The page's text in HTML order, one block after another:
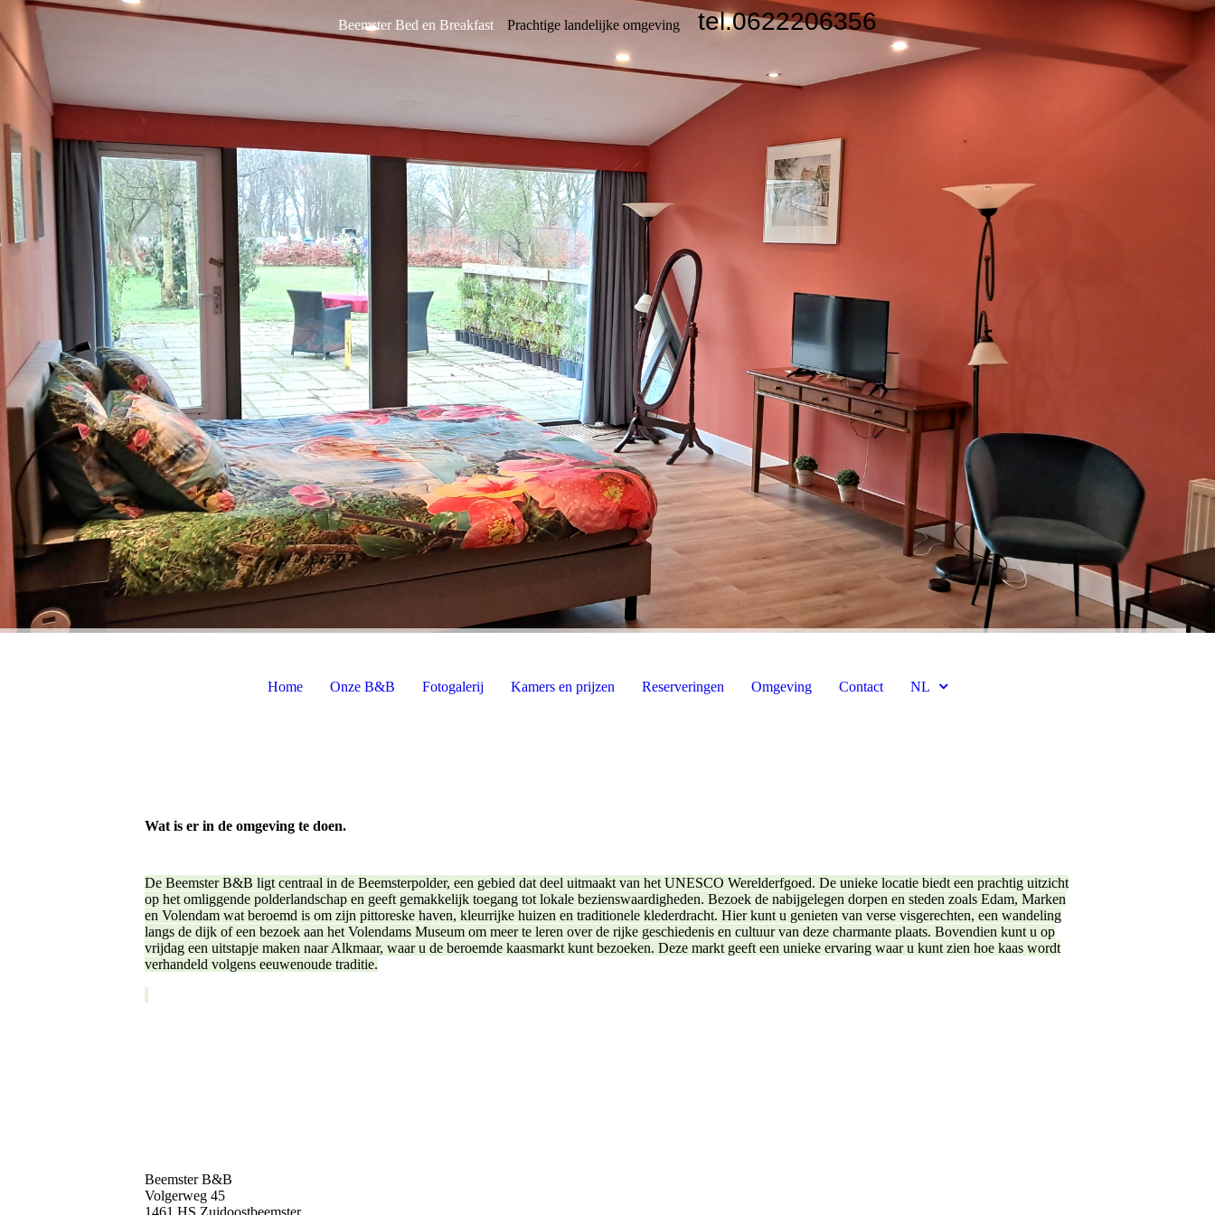
Beemster Bed en Breakfast Prachtige landelijke omgeving tel.0622206356
Home Onze B&B Fotogalerij Kamers en prijzen Reserveringen Omgeving Contact NL
Wat is er in de omgeving te doen.
De Beemster B&B ligt centraal in de Beemsterpolder, een gebied dat deel uitmaakt van het UNESCO Werelderfgoed. De unieke locatie biedt een prachtig uitzicht
op het omliggende polderlandschap en geeft gemakkelijk toegang tot lokale bezienswaardigheden. Bezoek de nabijgelegen dorpen en steden zoals Edam, Marken
en Volendam wat beroemd is om zijn pittoreske haven, kleurrijke huizen en traditionele klederdracht. Hier kunt u genieten van verse visgerechten, een wandeling
langs de dijk of een bezoek aan het Volendams Museum om meer te leren over de rijke geschiedenis en cultuur van deze charmante plaats. Bovendien kunt u op
vrijdag een uitstapje maken naar Alkmaar, waar u de beroemde kaasmarkt kunt bezoeken. Deze markt geeft een unieke ervaring waar u kunt zien hoe kaas wordt
verhandeld volgens eeuwenoude traditie.
Beemster B&B
Volgerweg 45